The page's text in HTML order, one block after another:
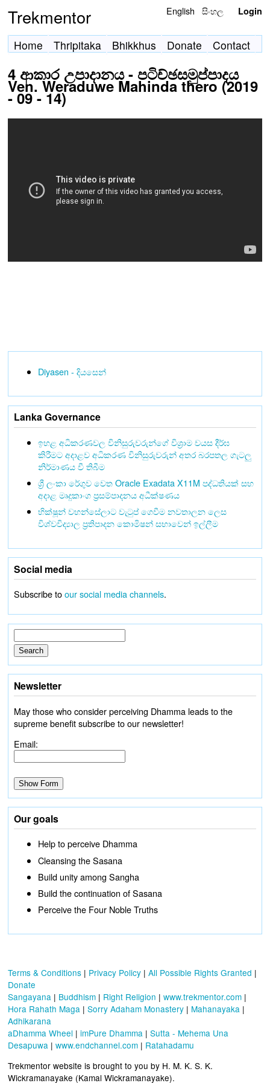
Trekmentor English සිංහල Login
Home Thripitaka Bhikkhus Donate Contact
4 ආකාර උපාදානය - පටිච්ඡසමුප්පාදය
Ven. Weraduwe Mahinda thero (2019
- 09 - 14)
Diyasen - දියසෙන්
Lanka Governance
ඉහළ අධිකරණවල විනිසුරුවරුන්ගේ විශ්‍රාම වයස දීර්ඝ
කිරීමට අදාළව අධිකරණ විනිසුරුවරුන් අතර බරපතල ගැටලු
නිර්මාණය වී තිබීම
ශ්‍රී ලංකා රේගුව වෙත Oracle Exadata X11M පද්ධතියක් සහ
අදාළ මෘදුකාංග ප්‍රසම්පාදනය අධීක්ෂණය
භික්ෂූන් වහන්සේලාට වැටුප් ගෙවීම නවතාලන ලෙස
විශ්වවිද්‍යාල ප්‍රතිපාදන කොමිෂන් සභාවෙන් ඉල්ලීම
Social media
Subscribe toour social media channels.
Newsletter
May those who consider perceiving Dhamma leads to the
supreme benefit subscribe to our newsletter!
Email:
Our goals
Help to perceive Dhamma
Cleansing the Sasana
Build unity among Sangha
Build the continuation of Sasana
Perceive the Four Noble Truths
Terms & Conditions | Privacy Policy | All Possible Rights Granted |
Donate
Sangayana | Buddhism | Right Religion | www.trekmentor.com |
Hora Rahath Maga | Sorry Adaham Monastery | Mahanayaka |
Adhikarana
aDhamma Wheel | imPure Dhamma | Sutta - Mehema Una
Desapuwa | www.endchannel.com | Ratahadamu
Trekmentor website is brought to you by H. M. K. S. K.
Wickramanayake (Kamal Wickramanayake).